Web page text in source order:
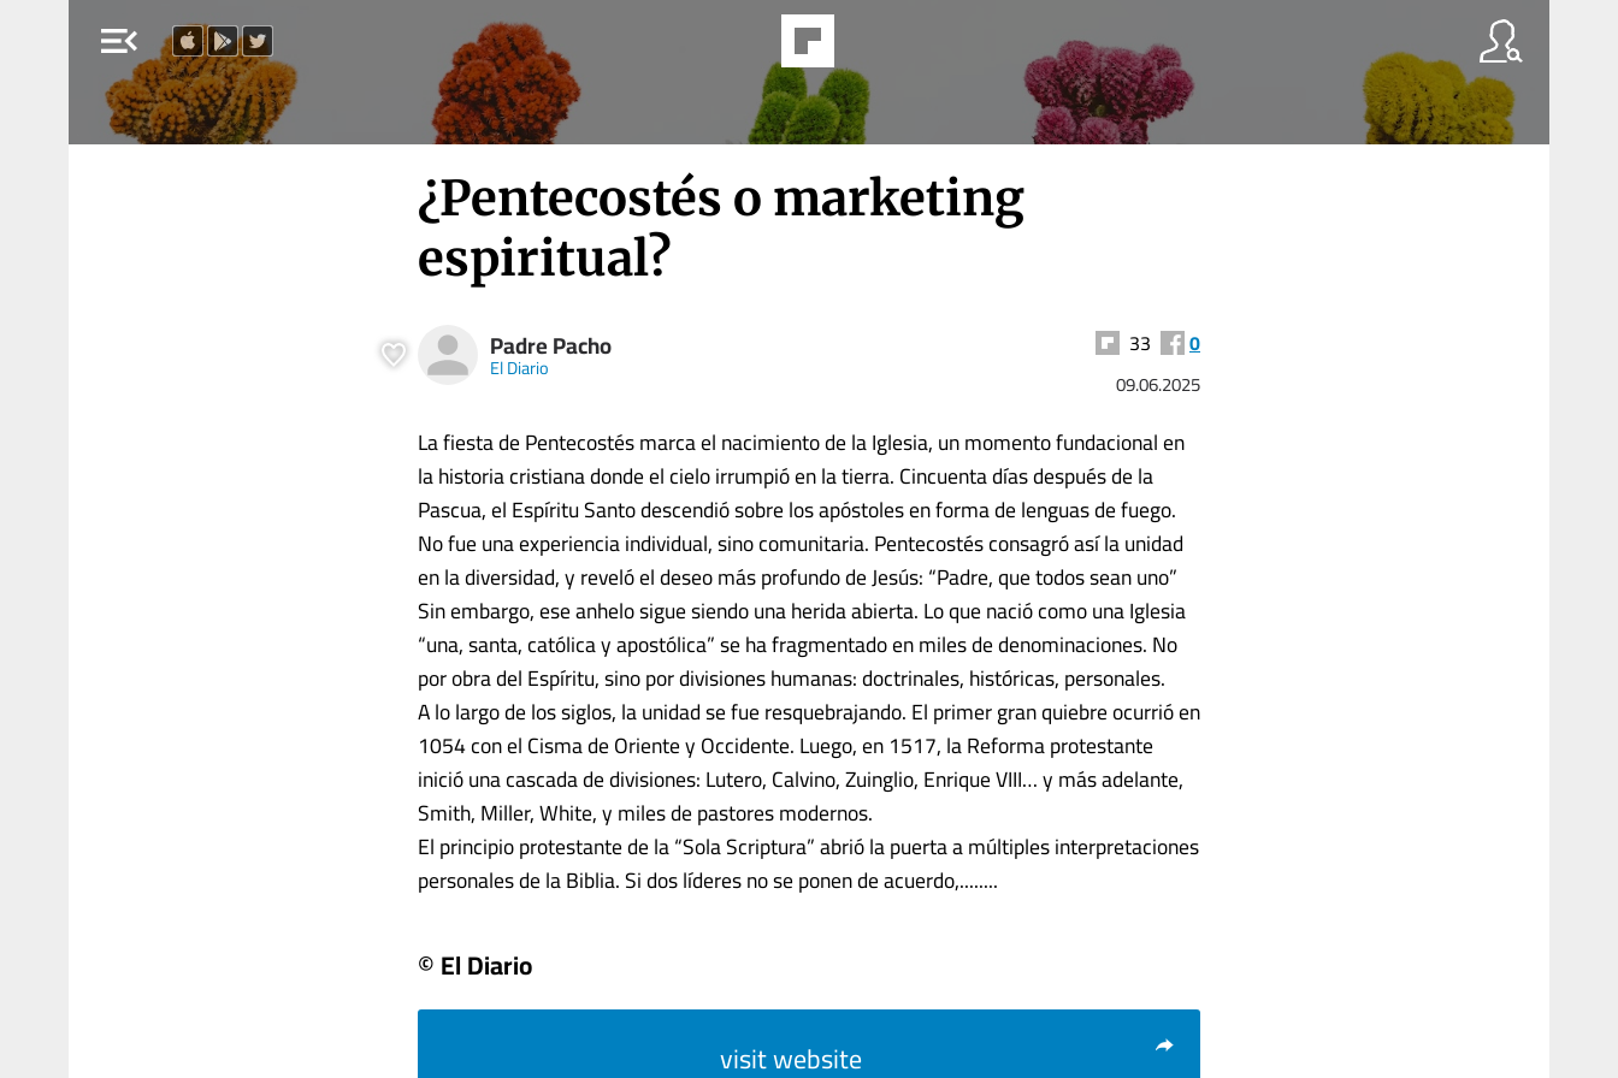
menu_open
¿Pentecostés o marketing
espiritual?
Padre Pacho
El Diario
33 0
09.06.2025
La fiesta de Pentecostés marca el nacimiento de la Iglesia, un momento fundacional en
la historia cristiana donde el cielo irrumpió en la tierra. Cincuenta días después de la
Pascua, el Espíritu Santo descendió sobre los apóstoles en forma de lenguas de fuego.
No fue una experiencia individual, sino comunitaria. Pentecostés consagró así la unidad
en la diversidad, y reveló el deseo más profundo de Jesús: “Padre, que todos sean uno”
Sin embargo, ese anhelo sigue siendo una herida abierta. Lo que nació como una Iglesia
“una, santa, católica y apostólica” se ha fragmentado en miles de denominaciones. No
por obra del Espíritu, sino por divisiones humanas: doctrinales, históricas, personales.
A lo largo de los siglos, la unidad se fue resquebrajando. El primer gran quiebre ocurrió en
1054 con el Cisma de Oriente y Occidente. Luego, en 1517, la Reforma protestante
inició una cascada de divisiones: Lutero, Calvino, Zuinglio, Enrique VIII… y más adelante,
Smith, Miller, White, y miles de pastores modernos.
El principio protestante de la “Sola Scriptura” abrió la puerta a múltiples interpretaciones
personales de la Biblia. Si dos líderes no se ponen de acuerdo,........
© El Diario
visit website